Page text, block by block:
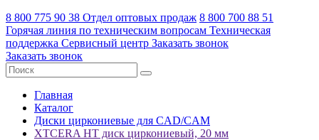
8 800 775 90 38 Отдел оптовых продаж 8 800 700 88 51
Горячая линия по техническим вопросам Техническая
поддержка Сервисный центр Заказать звонок
Заказать звонок
Главная
Каталог
Диски циркониевые для CAD/CAM
XTCERA HT диск циркониевый, 20 мм